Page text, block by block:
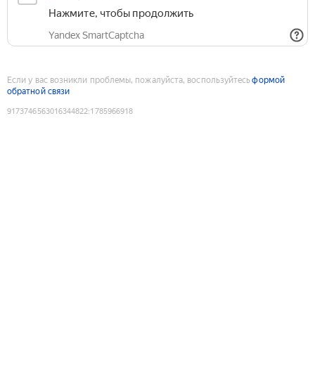
Нажмите, чтобы продолжить
Yandex SmartCaptcha
Если у вас возникли проблемы, пожалуйста, воспользуйтесьформой
обратной связи
9173746563016344822:1785966918